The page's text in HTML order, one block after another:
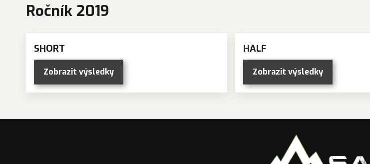
Ročník 2019
SHORT
Zobrazit výsledky
HALF
Zobrazit výsledky